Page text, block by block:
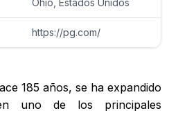
Ohio, Estados Unidos
https://pg.com/
185 años, se ha expandido
uno de los principales